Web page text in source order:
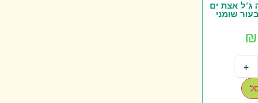
ג’ל אצת ים
שומני
₪
+